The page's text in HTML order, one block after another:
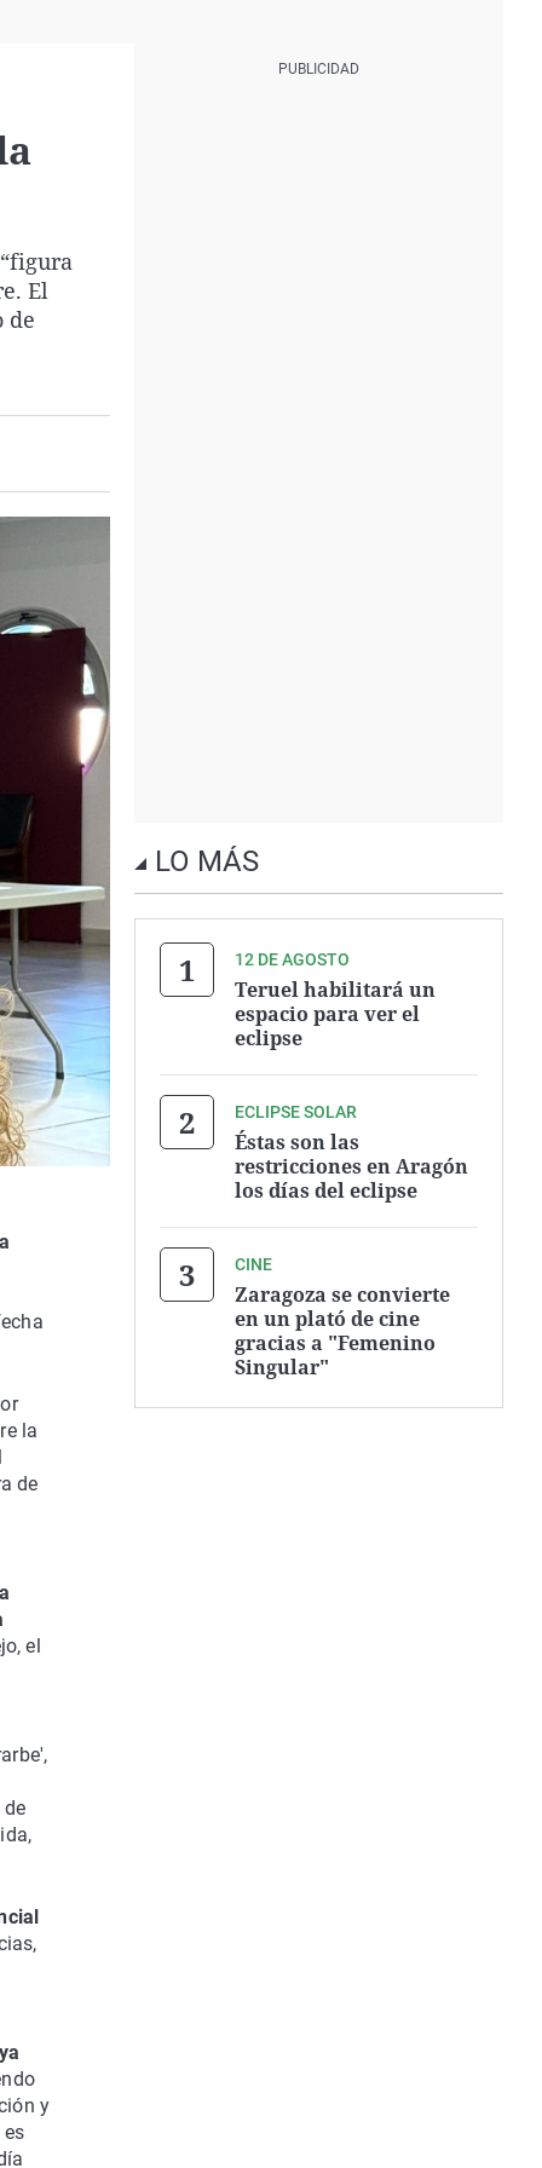
El
de
la
de
el
y
LO MÁS
12 DE AGOSTO
Teruel habilitará un
espacio para ver el
eclipse
ECLIPSE SOLAR
Éstas son las
restricciones en Aragón
los días del eclipse
CINE
Zaragoza se convierte
en un plató de cine
gracias a "Femenino
Singular"